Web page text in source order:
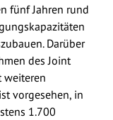
fünf Jahren rund
Darüber
des Joint
weiteren
vorgesehen, in
1.700